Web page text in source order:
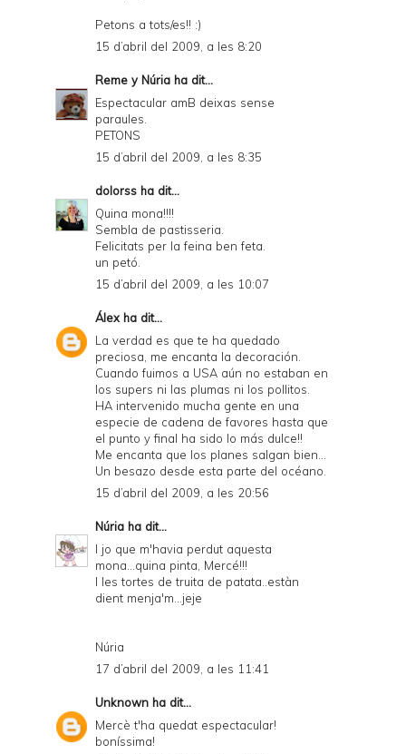
Petons a tots/es!! :)
15 d’abril del 2009, a les 8:20
Reme y Núria ha dit...
Espectacular amB deixas sense
paraules.
PETONS
15 d’abril del 2009, a les 8:35
dolorss ha dit...
Quina mona!!!!
Sembla de pastisseria.
Felicitats per la feina ben feta.
un petó.
15 d’abril del 2009, a les 10:07
Álexha dit...
La verdad es que te ha quedado
preciosa, me encanta la decoración.
Cuando fuimos a USA aún no estaban en
los supers ni las plumas ni los pollitos.
HA intervenido mucha gente en una
especie de cadena de favores hasta que
el punto y final ha sido lo más dulce!!
Me encanta que los planes salgan bien...
Un besazo desde esta parte del océano.
15 d’abril del 2009, a les 20:56
Núria ha dit...
I jo que m'havia perdut aquesta
mona...quina pinta, Mercé!!!
I les tortes de truita de patata..estàn
dient menja'm...jeje
Núria
17 d’abril del 2009, a les 11:41
Unknown ha dit...
Mercè t'ha quedat espectacular!
boníssima!